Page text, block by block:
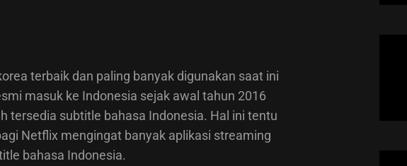
terbaik dan paling banyak digunakan saat ini
masuk ke Indonesia sejak awal tahun 2016
tersedia subtitle bahasa Indonesia. Hal ini tentu
Netflix mengingat banyak aplikasi streaming
bahasa Indonesia.